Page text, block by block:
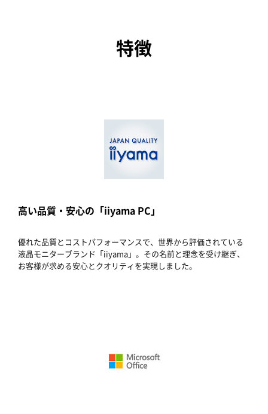
特徴
高い品質・安心の「iiyama PC」
優れた品質とコストパフォーマンスで、世界から評価されている
液晶モニターブランド「iiyama」。その名前と理念を受け継ぎ、
お客様が求める安心とクオリティを実現しました。